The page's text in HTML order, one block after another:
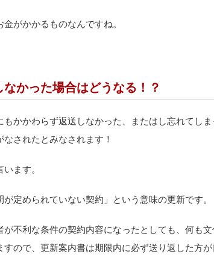
がかかるものなんですね。
かった場合はどうなる！？
かかわらず返送しなかった、またはし忘れてし
されたとみなされます！
ます。
定められていない契約」という意味の更新です。
不利な条件の契約内容になったとしても、何も文
ので、更新案内書は期限内に必ず送り返した方が